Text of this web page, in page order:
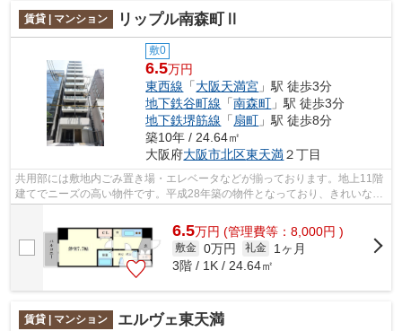
賃貸 | マンション リップル南森町Ⅱ
敷0
6.5万円
東西線 「大阪天満宮 」駅 徒歩3分
地下鉄谷町線 「南森町 」駅 徒歩3分
地下鉄堺筋線 「扇町 」駅 徒歩8分
築10年 / 24.64㎡
大阪府大阪市北区東天満２丁目
共用部には敷地内ごみ置き場・エレベータなどが揃っております。地上11階
建てでニーズの高い物件です。平成28年築の物件となっており、きれいな室
6.5万円 (管理費等：8,000円 )
敷金 0万円 礼金
1ヶ月
3階 / 1K / 24.64㎡
賃貸 | マンション エルヴェ東天満